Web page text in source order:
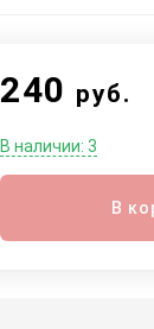
240 руб.
В наличии: 3
В